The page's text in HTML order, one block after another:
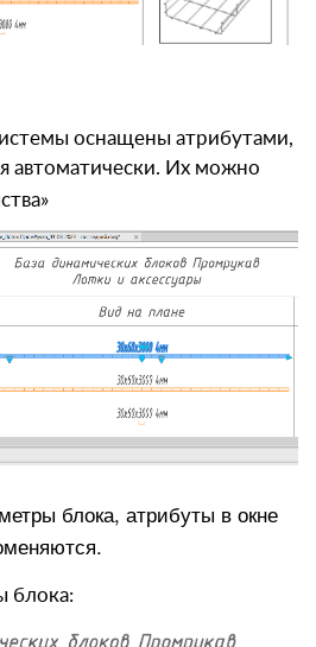
оснащены атрибутами,
автоматически. Их можно
блока, атрибуты в окне
блока: